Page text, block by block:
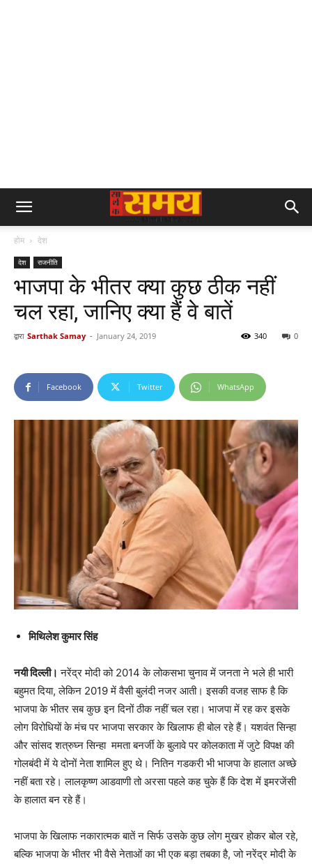
होम देश
देश राजनीति
भाजपा के भीतर क्या कुछ ठीक नहीं
चल रहा, जानिए क्या हैं वे बातें
द्वारा Sarthak Samay - January 24, 2019 0
340
Facebook Twitter WhatsApp
मिथिलेश कुमार सिंह
नयी दिल्ली। नरेंद्र मोदी को 2014 के लोकसभा चुनाव में जनता ने भले ही भारी
बहुमत दिया, लेकिन 2019 में वैसी बुलंदी नजर आती। इसकी वजह साफ है कि
भाजपा के भीतर सब कुछ इन दिनों ठीक नहीं चल रहा। भाजपा में रह कर इसके
लोग विरोधियों के मंच पर भाजपा सरकार के खिलाफ ही बोल रहे हैं। यशवंत सिन्हा
और सांसद शत्रुघ्न सिन्हा ममता बनर्जी के बुलावे पर कोलकाता में जुटे विपक्ष की
गोलबंदी में ये दोनों नेता शामिल हुए थे। नितिन गडकरी भी भाजपा के हालात अच्छे
नहीं बता रहे। लालकृष्ण आडवाणी तो अरसा पहले कह चुके हैं कि देश में इमरजेंसी
के हालात बन रहे हैं।
भाजपा के खिलाफ नकारात्मक बातें न सिर्फ उसके कुछ लोग मुखर होकर बोल रहे,
बल्कि भाजपा के भीतर भी वैसे नेताओं का भी एक बड़ा तबका है, जो नरेंद्र मोदी के